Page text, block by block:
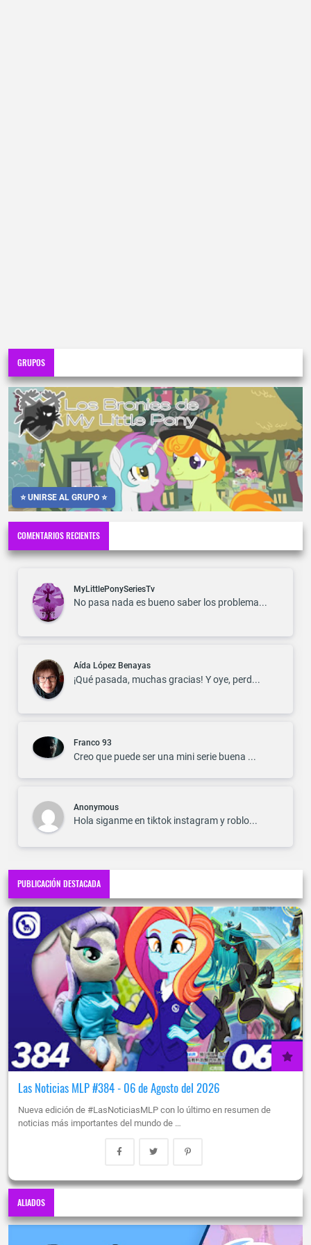
GRUPOS
⭐ UNIRSE AL GRUPO ⭐
COMENTARIOS RECIENTES
MyLittlePonySeriesTv
No pasa nada es bueno saber los problema...
Aída López Benayas
¡Qué pasada, muchas gracias! Y oye, perd...
Franco 93
Creo que puede ser una mini serie buena ...
Anonymous
Hola siganme en tiktok instagram y roblo...
PUBLICACIÓN DESTACADA
Las Noticias MLP #384 - 06 de Agosto del 2026
Nueva edición de #LasNoticiasMLP con lo último en resumen de
noticias más importantes del mundo de …
ALIADOS